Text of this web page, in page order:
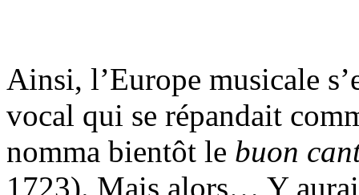
Ainsi, l’Europe musicale
vocal qui se répandait
nomma bientôt le buon
1723). Mais alors… Y